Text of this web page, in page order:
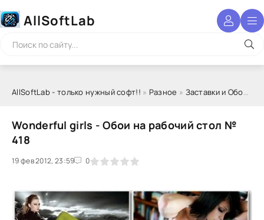
AllSoftLab
AllSoftLab - только нужный софт!! » Разное » Заставки и Обои
Wonderful girls - Обои на рабочий стол №
418
19 фев 2012, 23:59 0
1 2 3 4 5